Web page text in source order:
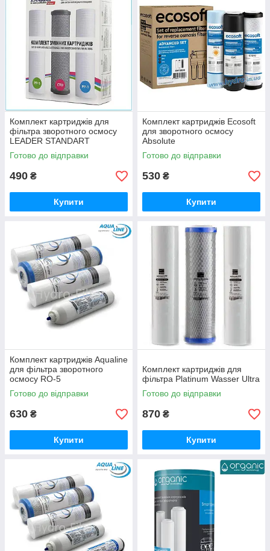
Комплект картриджів для
фільтра зворотного осмосу
LEADER STANDART
Готово до відправки
490 ₴
Купити
Комплект картриджів Ecosoft
для зворотного осмосу
Absolute
Готово до відправки
530 ₴
Купити
Комплект картриджів Aqualine
для фільтра зворотного
осмосу RO-5
Готово до відправки
630 ₴
Купити
Комплект картриджів для
фільтра Platinum Wasser Ultra
Готово до відправки
870 ₴
Купити